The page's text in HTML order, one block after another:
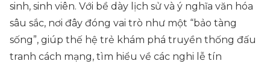
sinh, sinh viên. Với bề dày lịch sử và ý nghĩa văn hóa
sâu sắc, nơi đây đóng vai trò như một “bảo tàng
sống”, giúp thế hệ trẻ khám phá truyền thống đấu
tranh cách mạng, tìm hiểu về các nghi lễ tín